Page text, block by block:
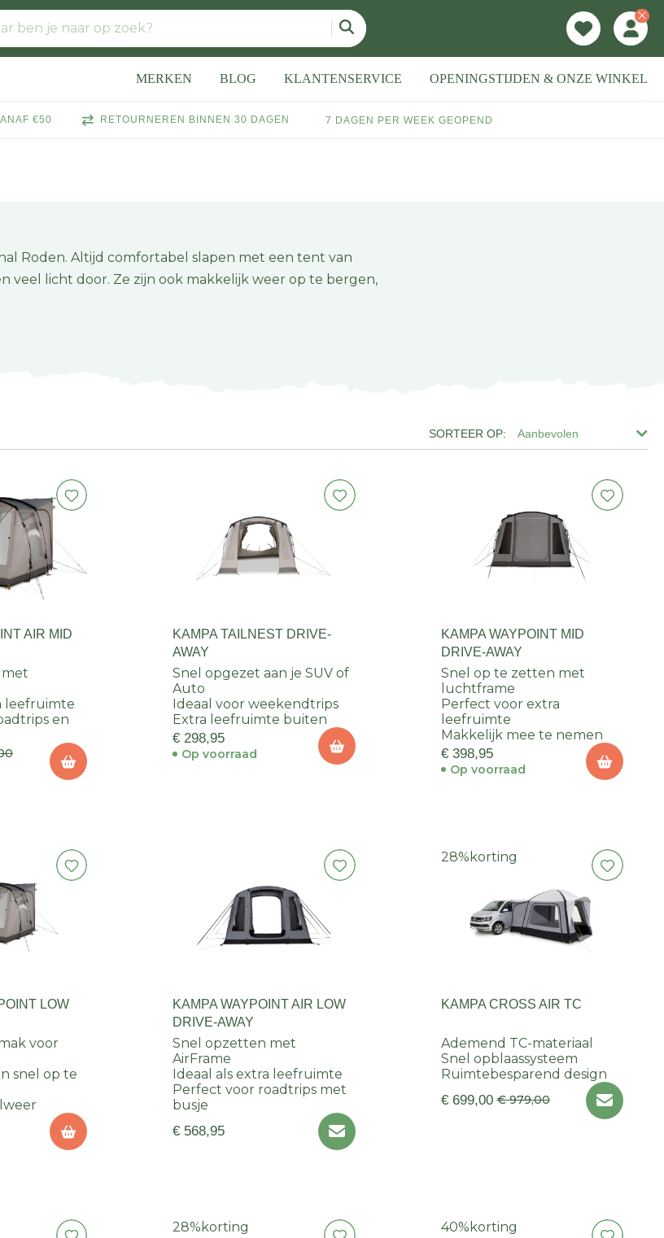
MERKEN BLOG KLANTENSERVICE OPENINGSTIJDEN & ONZE WINKEL
€50 RETOURNEREN BINNEN 30 DAGEN 7 DAGEN PER WEEK GEOPEND
Roden. Altijd comfortabel slapen met een tent van
veel licht door. Ze zijn ook makkelijk weer op te bergen,
Aanbevolen
AIR MID
leefruimte
en
KAMPA TAILNEST DRIVE-
AWAY
Snel opgezet aan je SUV of
Auto
Ideaal voor weekendtrips
Extra leefruimte buiten
€ 298,95
Op voorraad
KAMPA WAYPOINT MID
DRIVE-AWAY
Snel op te zetten met
luchtframe
Perfect voor extra
leefruimte
Makkelijk mee te nemen
€ 398,95
Op voorraad
LOW
voor
snel op te
KAMPA WAYPOINT AIR LOW
DRIVE-AWAY
Snel opzetten met
AirFrame
Ideaal als extra leefruimte
Perfect voor roadtrips met
busje
€ 568,95
28% korting
KAMPA CROSS AIR TC
Ademend TC-materiaal
Snel opblaassysteem
Ruimtebesparend design
€ 699,00 € 979,00
28% korting 40% korting